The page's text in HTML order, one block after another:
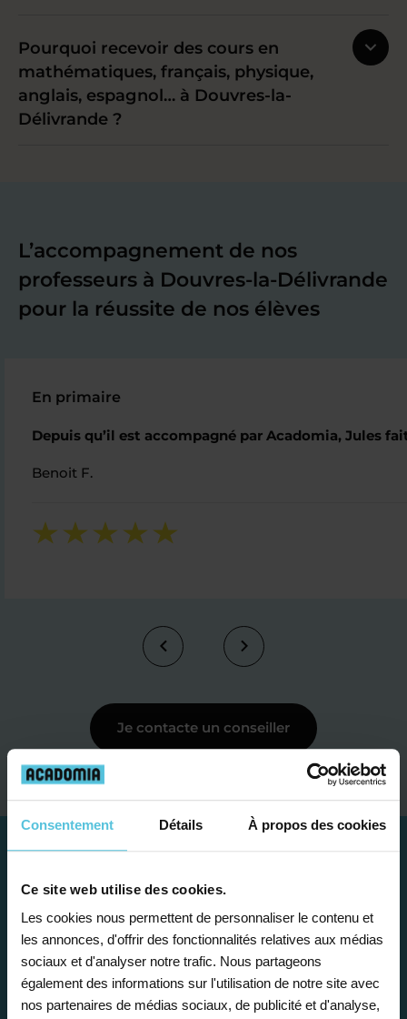
Consentement Détails À propos des cookies
Ce site web utilise des cookies.
Les cookies nous permettent de personnaliser le contenu et
les annonces, d'offrir des fonctionnalités relatives aux médias
sociaux et d'analyser notre trafic. Nous partageons
également des informations sur l'utilisation de notre site avec
nos partenaires de médias sociaux, de publicité et d'analyse,
Pourquoi recevoir des cours en
mathématiques, français, physique,
anglais, espagnol… à Douvres-la-
Délivrande ?
L’accompagnement de nos
professeurs à Douvres-la-Délivrande
pour la réussite de nos élèves
En primaire
Depuis qu’il est accompagné par Acadomia, Jules
Benoit F.
Je contacte un conseiller